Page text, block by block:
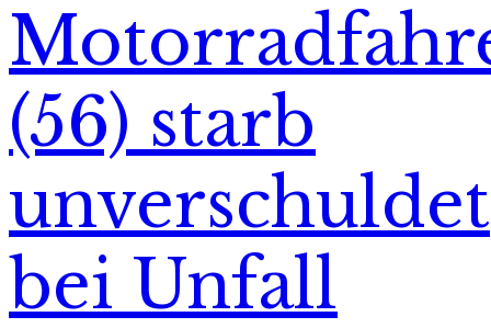
(56) starb
unverschuldet
bei Unfall